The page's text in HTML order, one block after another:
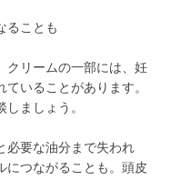
ることも
クリームの一部には、妊
いることがあります。
ましょう。
必要な油分まで失われ
につながることも。頭皮